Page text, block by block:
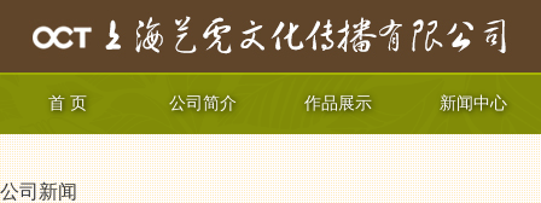
首 页 公司简介 作品展示 新闻中心
公司新闻